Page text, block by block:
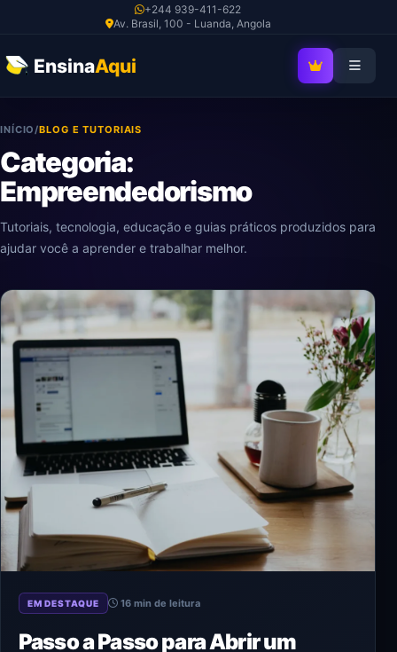
+244 939-411-622
Av. Brasil, 100 - Luanda, Angola
EnsinaAqui SEJA MEMBRO
o
conteúdo
INÍCIO/BLOG E TUTORIAIS
Categoria:
Empreendedorismo
Tutoriais, tecnologia, educação e guias práticos produzidos para
ajudar você a aprender e trabalhar melhor.
EM DESTAQUE 16 min de leitura
Passo a Passo para Abrir um